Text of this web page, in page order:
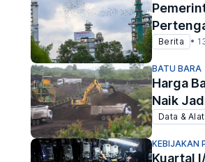
Berita •
BATU BARA
Harga
Naik
Data & Alat
KEBIJAKAN
Kuartal